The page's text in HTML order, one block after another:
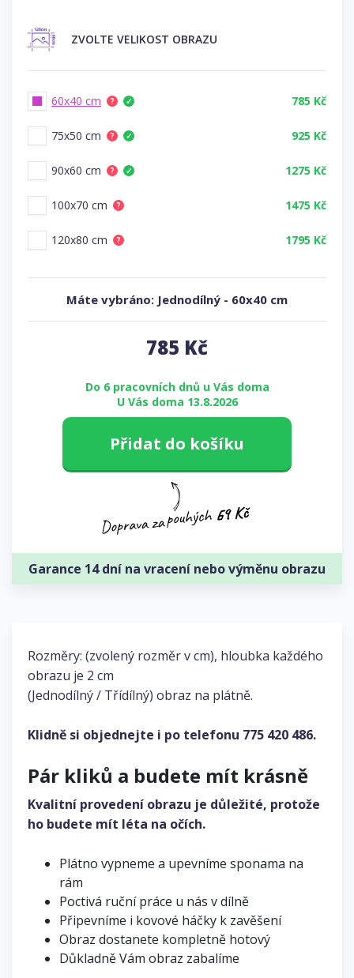
Rozměry: (zvolený rozměr v cm), hloubka každého
obrazu je 2 cm
(Jednodílný / Třídílný) obraz na plátně.
Klidně si objednejte i po telefonu 775 420 486.
Pár kliků a budete mít krásně
Kvalitní provedení obrazu je důležité, protože
ho budete mít léta na očích.
Plátno vypneme a upevníme sponama na
rám
Poctivá ruční práce u nás v dílně
Připevníme i kovové háčky k zavěšení
Obraz dostanete kompletně hotový
Důkladně Vám obraz zabalíme
ZVOLTE VELIKOST OBRAZU
60x40 cm ? ✓ 785 Kč
75x50 cm ? ✓ 925 Kč
90x60 cm ? ✓ 1275 Kč
100x70 cm ? 1475 Kč
120x80 cm ? 1795 Kč
Máte vybráno: Jednodílný - 60x40 cm
785 Kč
Do 6 pracovních dnů u Vás doma
U Vás doma 13.8.2026
Přidat do košíku
Garance 14 dní na vracení nebo výměnu obrazu